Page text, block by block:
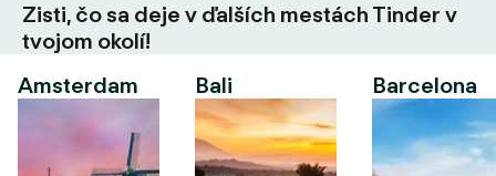
Zisti, čo sa deje v ďalších mestách Tinder v
tvojom okolí!
Amsterdam
Bali Barcelona